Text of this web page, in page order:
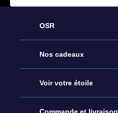
OSR
Service
À propos de l’OSR
Nous contacter
Nos cadeaux
Cadeau d’étoile en ligne
Coffret cadeau OSR
Voir votre étoile
Registre des étoiles